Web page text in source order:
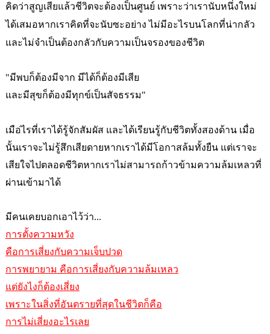
คิดว่าสูญเสียแล้วชีวิตจะต้องเป็นศูนย์ เพราะว่าเรานับหนึ่งใหม่
ได้เสมอหากเราคิดที่จะนับซะอย่าง ไม่มีอะไรบนโลกที่น่ากลัว
และไม่จำเป็นต้องกลัวกับความเป็นจรองของชีวิต
"มีพบก็ต้องมีจาก มีได้ก็ต้องมีเสีย
และมีสุขก็ต้องมีทุกข์เป็นสัจธรรม"
เมือ่ไรที่เราได้รู้จักสัมผัส และได้เรียนรู้กับชีวิตทั้งสองด้าน เมื่อ
นั้นเราจะไม่รู้สึกเสียดายหากเราได้มีโอกาสล้มทั้งยืน แต่เราจะ
เสียใจไปตลอดชีวิตหากเราไม่สามารถก้าวข้ามความล้มเหลวที่
ผ่านเข้ามาได้
มีคนเคยบอกเอาไว้ว่า...
การตั้งความหวัง
คือการเสี่ยงกับความเจ็บปวด
การพยายาม คือการเสี่ยงกับความล้มเหลว
แต่ยังไงก็ต้องเสี่ยง
เพราะในสิ่งที่อันตรายที่สุดในชีวิตก็คือ
การไม่เสี่ยงอะไรเลย